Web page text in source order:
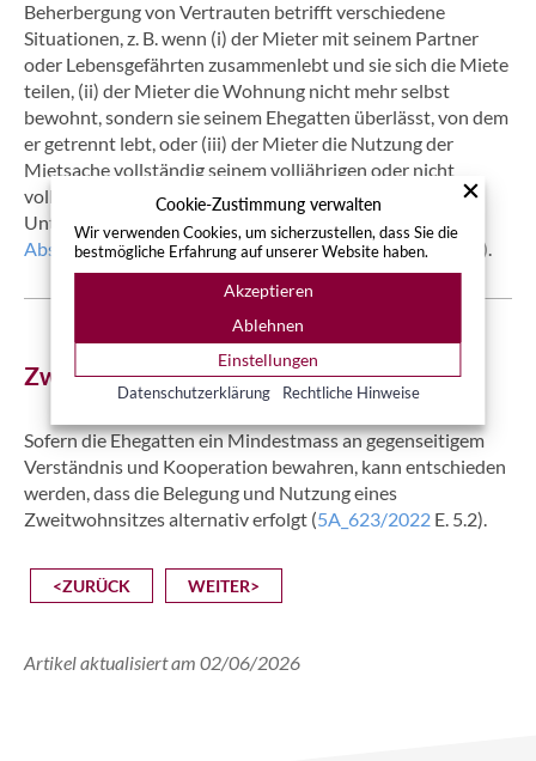
Beherbergung von Vertrauten betrifft verschiedene
Situationen, z. B. wenn (i) der Mieter mit seinem Partner
oder Lebensgefährten zusammenlebt und sie sich die Miete
teilen, (ii) der Mieter die Wohnung nicht mehr selbst
bewohnt, sondern sie seinem Ehegatten überlässt, von dem
er getrennt lebt, oder (iii) der Mieter die Nutzung der
Mietsache vollständig seinem volljährigen oder nicht
volljährigen Kind überlässt, dem gegenüber er eine
Unterhaltspflicht nach Art. 276 Abs. 1 ZGB undArt. 277
Abs. 2 ZGBunterhaltspflichtig ist (4A_521/2021E. 3.2.3).
Zweitwohnsitz
Sofern die Ehegatten ein Mindestmass an gegenseitigem
Verständnis und Kooperation bewahren, kann entschieden
werden, dass die Belegung und Nutzung eines
Zweitwohnsitzes alternativ erfolgt (5A_623/2022 E. 5.2).
<ZURÜCK WEITER>
Artikel aktualisiert am 02/06/2026
Cookie-Zustimmung verwalten
Wir verwenden Cookies, um sicherzustellen, dass Sie die
bestmögliche Erfahrung auf unserer Website haben.
Akzeptieren
Ablehnen
Einstellungen
Datenschutzerklärung Rechtliche Hinweise